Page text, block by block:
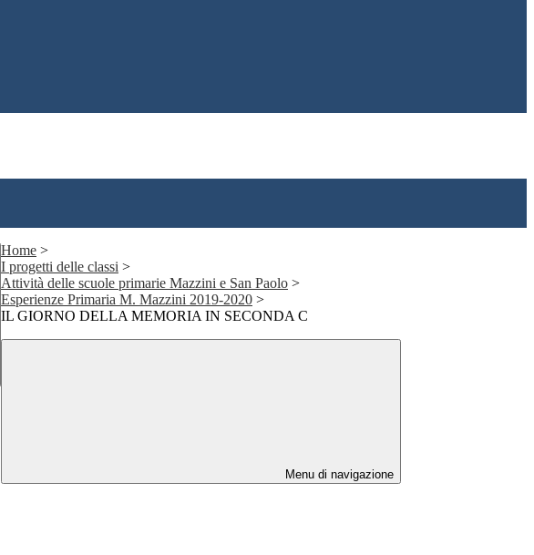
Home >
I progetti delle classi >
Attività delle scuole primarie Mazzini e San Paolo >
Esperienze Primaria M. Mazzini 2019-2020 >
IL GIORNO DELLA MEMORIA IN SECONDA C
Menu di navigazione